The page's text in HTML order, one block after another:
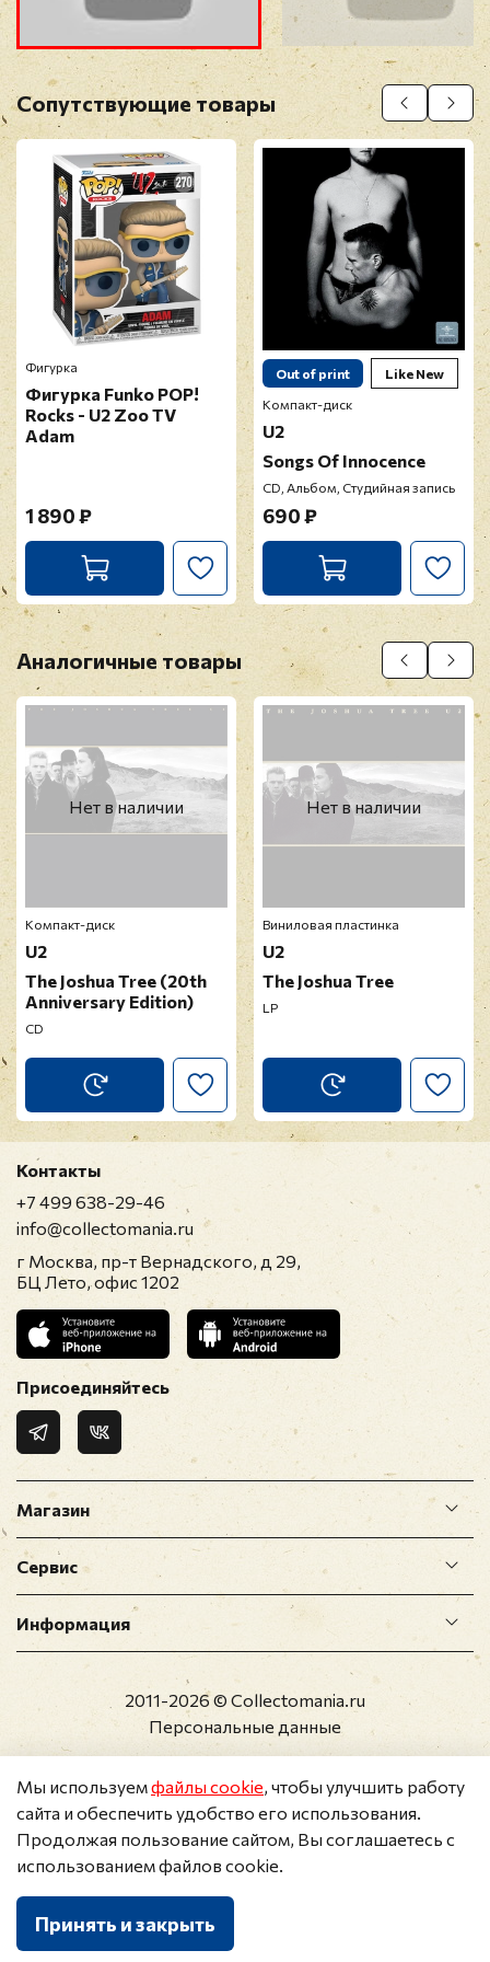
Прикрепить фото
Оставить отзыв
Перед публикацией отзывы проходят
Сопутствующие товары
Фигурка
Фигурка Funko POP!
Rocks - U2 Zoo TV
Adam
1 890 ₽
Out of print
Like New
Компакт-диск
U2
Songs Of Innocence
CD, Альбом, Студийная запись
690 ₽
Аналогичные товары
Нет в наличии
Компакт-диск
U2
The Joshua Tree (20th
Anniversary Edition)
CD
Нет в наличии
Виниловая пластинка
U2
The Joshua Tree
LP
Магазин
Сервис
Информация
Контакты
+7 499 638-29-46
info@collectomania.ru
г Москва, пр-т Вернадского, д 29,
БЦ Лето, офис 1202
Присоединяйтесь
2011-2026 © Collectomania.ru
Персональные данные
Корзина
Мы используемфайлы cookie, чтобы улучшить работу
сайта и обеспечить удобство его использования.
Продолжая пользование сайтом, Вы соглашаетесь с
использованием файлов cookie.
Принять и закрыть